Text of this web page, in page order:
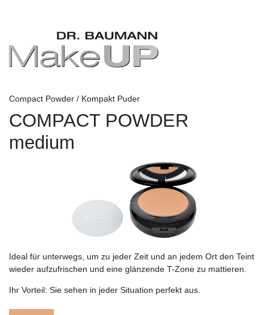
Compact Powder / Kompakt Puder
COMPACT POWDER
medium
Ideal für unterwegs, um zu jeder Zeit und an jedem Ort den Teint
wieder aufzufrischen und eine glänzende T-Zone zu mattieren.
Ihr Vorteil: Sie sehen in jeder Situation perfekt aus.